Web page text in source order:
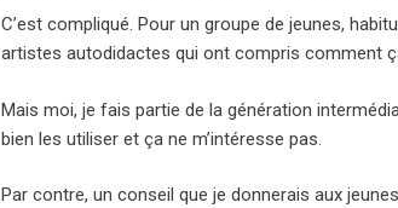
C’est compliqué. Pour un groupe de jeunes,
artistes autodidactes qui ont compris comment
Mais moi, je fais partie de la génération
bien les utiliser et ça ne m’intéresse pas.
Par contre, un conseil que je donnerais aux